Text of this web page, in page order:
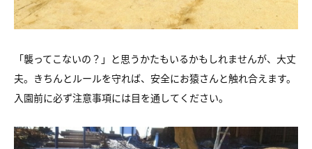
「襲ってこないの？」と思うかたもいるかもしれませんが、大丈
夫。きちんとルールを守れば、安全にお猿さんと触れ合えます。
入園前に必ず注意事項には目を通してください。